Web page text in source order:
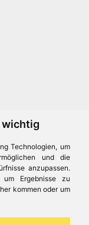
wichtig
Technologien, um
und die
anzupassen.
Ergebnisse zu
kommen oder um